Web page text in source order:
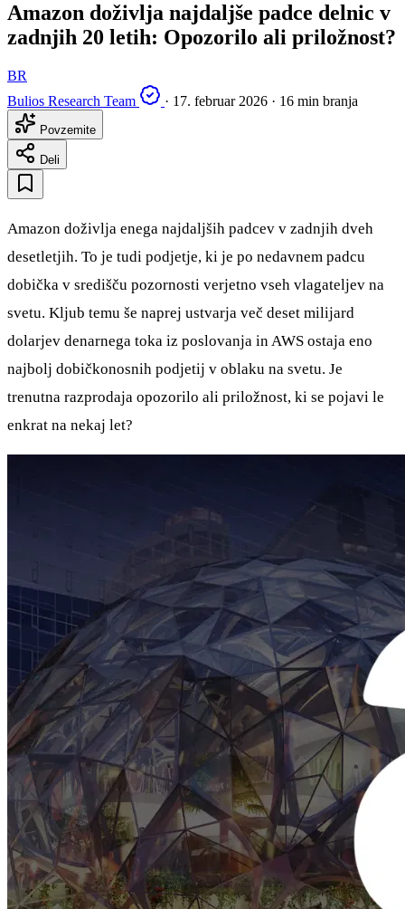
Amazon doživlja najdaljše padce delnic v
zadnjih 20 letih: Opozorilo ali priložnost?
BR
Bulios Research Team
· 17. februar 2026 · 16 min branja
Povzemite
Deli
Amazon doživlja enega najdaljših padcev v zadnjih dveh
desetletjih. To je tudi podjetje, ki je po nedavnem padcu
dobička v središču pozornosti verjetno vseh vlagateljev na
svetu. Kljub temu še naprej ustvarja več deset milijard
dolarjev denarnega toka iz poslovanja in AWS ostaja eno
najbolj dobičkonosnih podjetij v oblaku na svetu. Je
trenutna razprodaja opozorilo ali priložnost, ki se pojavi le
enkrat na nekaj let?